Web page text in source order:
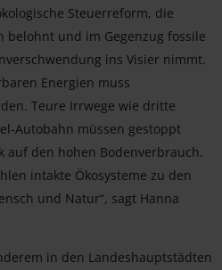
Steuerreform, die
und im Gegenzug fossile
ins Visier nimmt.
Energien muss
Teure Irrwege wie dritte
Autobahn müssen gestoppt
auf den hohen Bodenverbrauch.
intakte Ökosysteme zu den
und Natur“, sagt Hanna
in den Landeshauptstädten